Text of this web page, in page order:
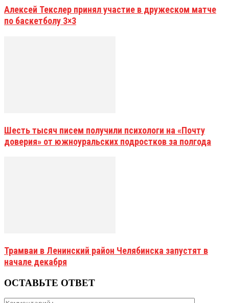
Алексей Текслер принял участие в дружеском матче
по баскетболу 3×3
Шесть тысяч писем получили психологи на «Почту
доверия» от южноуральских подростков за полгода
Трамваи в Ленинский район Челябинска запустят в
начале декабря
ОСТАВЬТЕ ОТВЕТ